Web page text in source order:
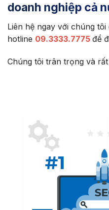
doanh nghiệp cả
Liên hệ ngay với chúng tôi
hotline 09.3333.7775 để
Chúng tôi trân trọng và